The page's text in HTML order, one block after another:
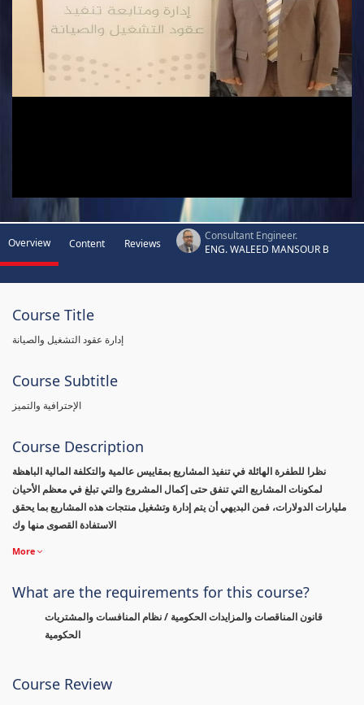
Overview Content Reviews
Consultant Engineer.
ENG. WALEED MANSOUR B
Course Title
إدارة عقود التشغيل والصيانة
Course Subtitle
الإحترافية والتميز
Course Description
نظرا للطفرة الهائلة في تنفيذ المشاريع بمقاييس عالمية والتكلفة المالية الباهظة
لمكونات المشاريع التي تنفق حتى إكمال المشروع والتي تبلغ في معظم الأحيان
مليارات الدولارات، فمن البديهي أن يتم إدارة وتشغيل منتجات هذه المشاريع بما يحقق
الاستفادة القصوى منها وك
More
What are the requirements for this course?
قانون المناقصات والمزايدات الحكومية / نظام المنافسات والمشتريات
الحكومية
Course Review